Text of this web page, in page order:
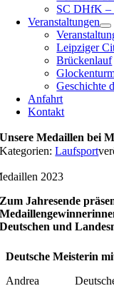
SC DHfK –
Veranstaltungen
Leipziger
Brückenlauf
Geschichte
Anfahrt
Kontakt
Unsere Medaillen bei
Kategorien:Laufsport
2023
Zum Jahresende
Deutschen und
Deutsche Meisterin
Andrea